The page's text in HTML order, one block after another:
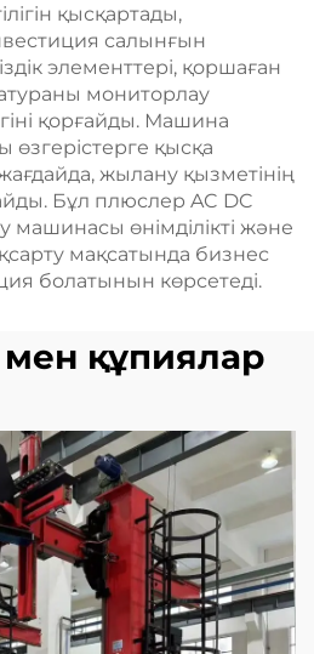
қысқартады,
салынғын
элементтері, қоршаған
мониторлау
қорғайды. Машина
өзгерістерге қысқа
жылану қызметінің
Бұл плюслер AC DC
өнімділікті және
мақсатында бизнес
болатынын көрсетеді.
құпиялар